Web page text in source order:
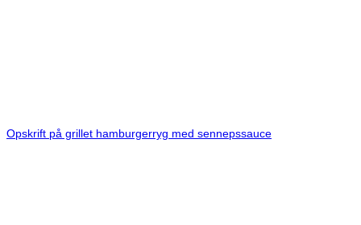
Opskrift på grillet hamburgerryg med sennepssauce